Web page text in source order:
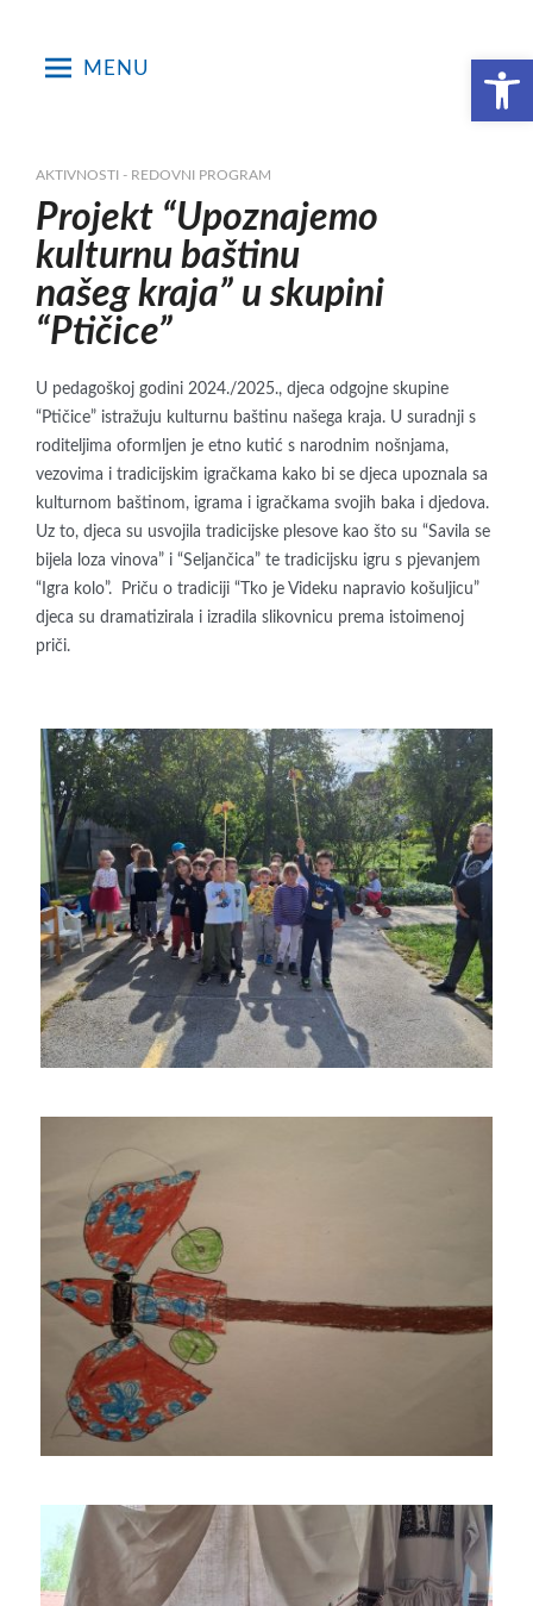
Open toolbar
MENU
AKTIVNOSTI - REDOVNI PROGRAM
Projekt “Upoznajemo
kulturnu baštinu
našeg kraja” u skupini
“Ptičice”
U pedagoškoj godini 2024./2025., djeca odgojne skupine
“Ptičice” istražuju kulturnu baštinu našega kraja. U suradnji s
roditeljima oformljen je etno kutić s narodnim nošnjama,
vezovima i tradicijskim igračkama kako bi se djeca upoznala sa
kulturnom baštinom, igrama i igračkama svojih baka i djedova.
Uz to, djeca su usvojila tradicijske plesove kao što su “Savila se
bijela loza vinova” i “Seljančica” te tradicijsku igru s pjevanjem
“Igra kolo”. Priču o tradiciji “Tko je Videku napravio košuljicu”
djeca su dramatizirala i izradila slikovnicu prema istoimenoj
priči.